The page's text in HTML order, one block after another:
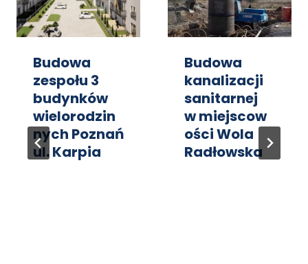
Budowa
zespołu 3
budynków
wielorodzin
nych Poznań
ul. Karpia
Budowa
kanalizacji
sanitarnej
w miejscow
ości Wola
Radłowska